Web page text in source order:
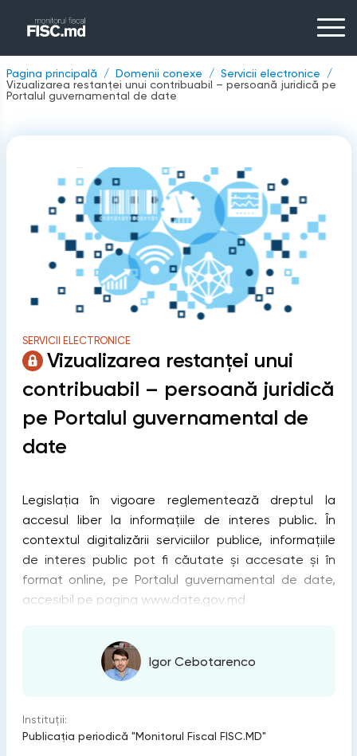
Pagina principală Domenii conexe
Servicii electronice
Vizualizarea restanței unui contribuabil – persoană juridică pe
Portalul guvernamental de date
SERVICII ELECTRONICE
Vizualizarea restanței unui
contribuabil – persoană juridică
pe Portalul guvernamental de
date
Legislația în vigoare reglementează dreptul la
accesul liber la informațiile de interes public. În
contextul digitalizării serviciilor publice, informațiile
de interes public pot fi căutate și accesate și în
format online, pe Portalul guvernamental de date,
accesibil pe pagina www.date.gov.md
Igor Cebotarenco
Instituții:
Publicaţia periodică "Monitorul Fiscal FISC.MD"